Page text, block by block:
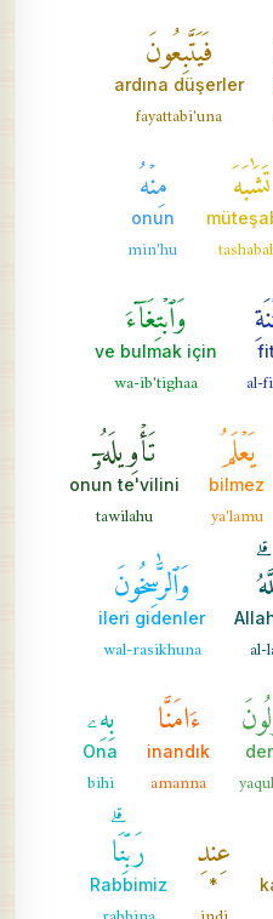
فَيَتَّبِعُونَ
ardına düşerler
fayattabi'una
تَشَٰبَهَ مِنۡهُ
onun
min'hu
al-
وَٱبۡتِغَآءَ
ve bulmak için
wa-ib'tighaa
يَعۡلَمُ
bilmez
ya'lamu
تَأۡوِيلَهُۥٓ
onun te'vilini
tawilahu
وَٱلرَّٰسِخُونَ
ileri gidenler
wal-rasikhuna
ءَامَنَّا
inandık
amanna
بِهِۦ
Ona
bihi
عِندِ
*
رَبِّنَاۗ
Rabbimiz